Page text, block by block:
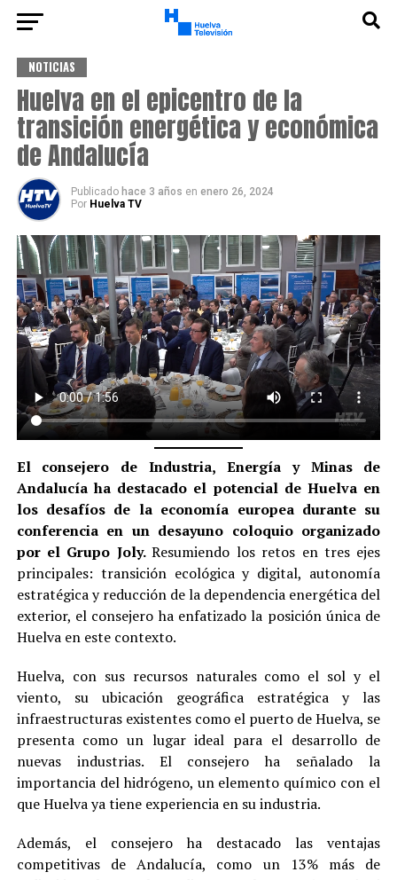
NOTICIAS
Huelva en el epicentro de la
transición energética y económica
de Andalucía
Publicado hace 3 años en enero 26, 2024
Por Huelva TV
El consejero de Industria, Energía y Minas de
Andalucía ha destacado el potencial de Huelva en
los desafíos de la economía europea durante su
conferencia en un desayuno coloquio organizado
por el Grupo Joly.Resumiendo los retos en tres ejes
principales: transición ecológica y digital, autonomía
estratégica y reducción de la dependencia energética del
exterior, el consejero ha enfatizado la posición única de
Huelva en este contexto.
Huelva, con sus recursos naturales como el sol y el
viento, su ubicación geográfica estratégica y las
infraestructuras existentes como el puerto de Huelva, se
presenta como un lugar ideal para el desarrollo de
nuevas industrias. El consejero ha señalado la
importancia del hidrógeno, un elemento químico con el
que Huelva ya tiene experiencia en su industria.
Además, el consejero ha destacado las ventajas
competitivas de Andalucía, como un 13% más de